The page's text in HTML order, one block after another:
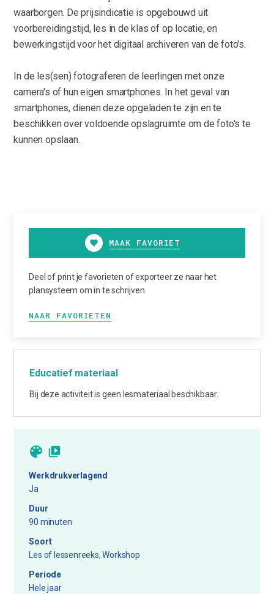
waarborgen. De prijsindicatie is opgebouwd uit
voorbereidingstijd, les in de klas of op locatie, en
bewerkingstijd voor het digitaal archiveren van de foto's.
In de les(sen) fotograferen de leerlingen met onze
camera's of hun eigen smartphones. In het geval van
smartphones, dienen deze opgeladen te zijn en te
beschikken over voldoende opslagruimte om de foto's te
kunnen opslaan.
MAAK FAVORIET
Deel of print je favorieten of exporteer ze naar het
plansysteem om in te schrijven.
NAAR FAVORIETEN
Educatief materiaal
Bij deze activiteit is geen lesmateriaal beschikbaar.
Werkdrukverlagend
Ja
Duur
90 minuten
Soort
Les of lessenreeks, Workshop
Periode
Hele jaar